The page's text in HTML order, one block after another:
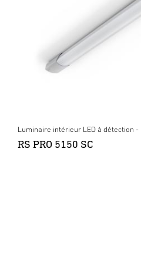
Luminaire intérieur LED à détection -
RS PRO 5150 SC